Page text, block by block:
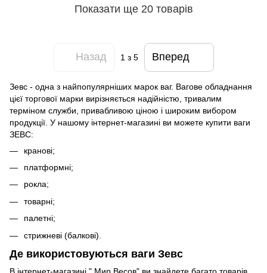
Показати ще 20 товарів
Назад 1 з 5 Вперед
Зевс - одна з найпопулярніших марок ваг. Вагове обладнання
цієї торгової марки вирізняється надійністю, тривалим
терміном служби, привабливою ціною і широким вибором
продукції. У нашому інтернет-магазині ви можете купити ваги
ЗЕВС:
кранові;
платформні;
рокла;
товарні;
палетні;
стрижневі (балкові).
Де використовуються ваги Зевс